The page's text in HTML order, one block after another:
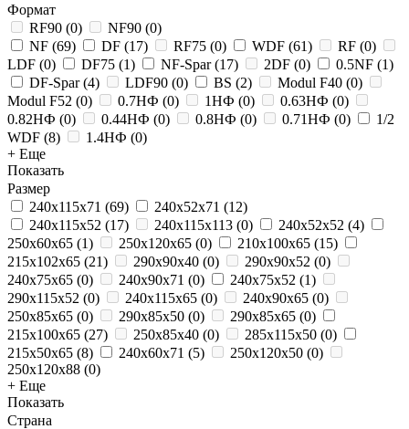
Формат
RF90 (0) NF90 (0)
NF (69) DF (17) RF75 (0) WDF (61) RF (0)
LDF (0) DF75 (1) NF-Spar(17) 2DF (0) 0.5NF (1)
DF-Spar(4) LDF90 (0) BS (2) Modul F40 (0)
Modul F52 (0) 0.7НФ (0) 1НФ (0) 0.63НФ (0)
0.82НФ (0) 0.44НФ (0) 0.8НФ (0) 0.71НФ (0)
1/2
WDF (8) 1.4НФ (0)
+ Еще
Показать
Размер
240x115x71 (69) 240x52x71 (12)
240x115x52 (17) 240x115x113 (0) 240x52x52 (4)
250х60х65 (1) 250x120x65 (0) 210x100x65 (15)
215x102x65 (21) 290x90x40 (0) 290x90x52 (0)
240x75x65 (0) 240x90x71 (0) 240x75x52 (1)
290x115x52 (0) 240x115x65 (0) 240x90x65 (0)
250x85x65 (0) 290x85x50 (0) 290x85x65 (0)
215x100x65 (27) 250х85х40 (0) 285x115x50 (0)
215x50x65 (8) 240x60x71 (5) 250x120x50 (0)
250x120x88 (0)
+ Еще
Показать
Страна